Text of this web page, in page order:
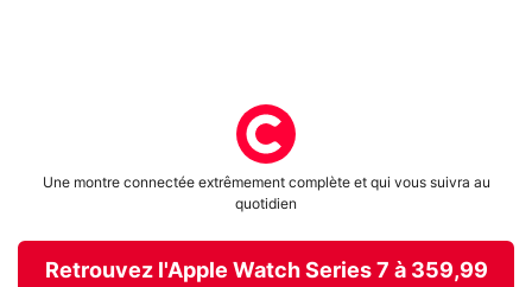
Une montre connectée extrêmement complète et qui vous suivra au
quotidien
Retrouvez l'Apple Watch Series 7 à 359,99